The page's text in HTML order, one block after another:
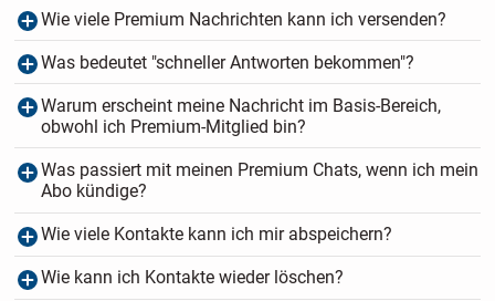
Wie viele Premium Nachrichten kann ich versenden?
Was bedeutet "schneller Antworten bekommen"?
Warum erscheint meine Nachricht im Basis-Bereich,
obwohl ich Premium-Mitglied bin?
Was passiert mit meinen Premium Chats, wenn ich mein
Abo kündige?
Wie viele Kontakte kann ich mir abspeichern?
Wie kann ich Kontakte wieder löschen?